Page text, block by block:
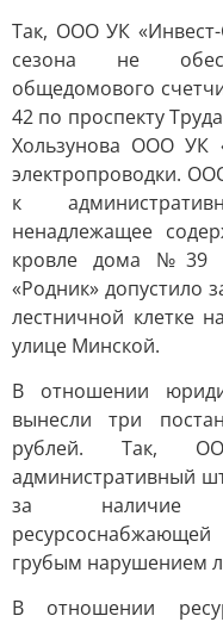
Так, ООО УК
сезона не
общедомового
42 по проспекту
Хользунова ООО УК
электропроводки.
к
ненадлежащее
кровле дома №39
«Родник» допустило
лестничной клетке
улице Минской.
В отношении
вынесли три
рублей. Так,
административный
за наличие
грубым нарушением
В отношении